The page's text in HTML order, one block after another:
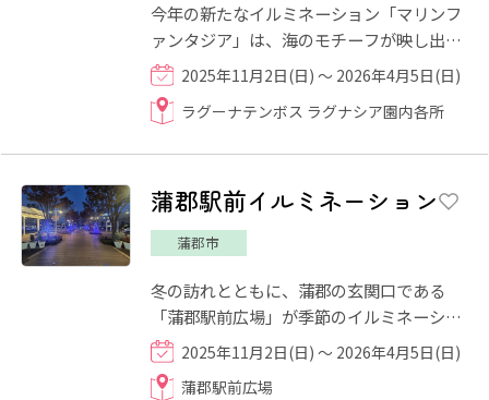
今年の新たなイルミネーション「マリンフ
ァンタジア」は、海のモチーフが映し出さ
れる3つのイルミネーションドームが青く
煌めくトンネルで繋がれ、...
2025年11月2日(日) ～ 2026年4月5日(日)
ラグーナテンボス ラグナシア園内各所
蒲郡駅前イルミネーション
蒲郡市
冬の訪れとともに、蒲郡の玄関口である
「蒲郡駅前広場」が季節のイルミネーショ
ンで彩られます。やさしい光に包まれた駅
前は、訪れる人を温かく迎...
2025年11月2日(日) ～ 2026年4月5日(日)
蒲郡駅前広場